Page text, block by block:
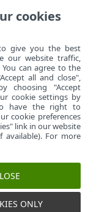
cookie
cookies
give you the best
our website traffic,
can agree to the
all and close",
choosing "Accept
cookie settings by
have the right to
cookie preferences
link in our website
For more
ONLY